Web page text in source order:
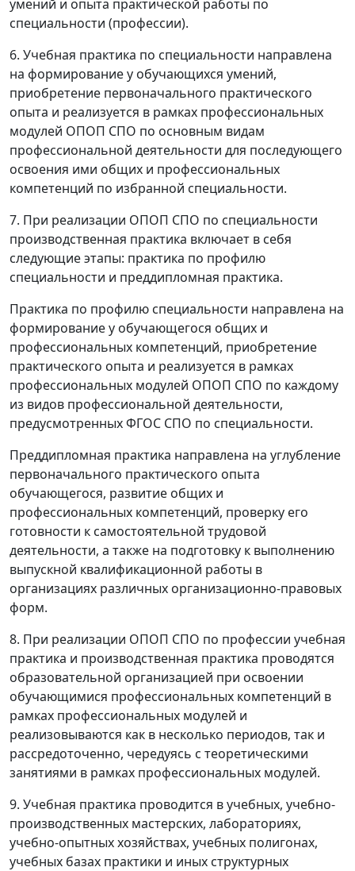
умений и опыта практической работы по
специальности (профессии).
6. Учебная практика по специальности направлена
на формирование у обучающихся умений,
приобретение первоначального практического
опыта и реализуется в рамках профессиональных
модулей ОПОП СПО по основным видам
профессиональной деятельности для последующего
освоения ими общих и профессиональных
компетенций по избранной специальности.
7. При реализации ОПОП СПО по специальности
производственная практика включает в себя
следующие этапы: практика по профилю
специальности и преддипломная практика.
Практика по профилю специальности направлена на
формирование у обучающегося общих и
профессиональных компетенций, приобретение
практического опыта и реализуется в рамках
профессиональных модулей ОПОП СПО по каждому
из видов профессиональной деятельности,
предусмотренных ФГОС СПО по специальности.
Преддипломная практика направлена на углубление
первоначального практического опыта
обучающегося, развитие общих и
профессиональных компетенций, проверку его
готовности к самостоятельной трудовой
деятельности, а также на подготовку к выполнению
выпускной квалификационной работы в
организациях различных организационно-правовых
форм.
8. При реализации ОПОП СПО по профессии учебная
практика и производственная практика проводятся
образовательной организацией при освоении
обучающимися профессиональных компетенций в
рамках профессиональных модулей и
реализовываются как в несколько периодов, так и
рассредоточенно, чередуясь с теоретическими
занятиями в рамках профессиональных модулей.
9. Учебная практика проводится в учебных, учебно-
производственных мастерских, лабораториях,
учебно-опытных хозяйствах, учебных полигонах,
учебных базах практики и иных структурных